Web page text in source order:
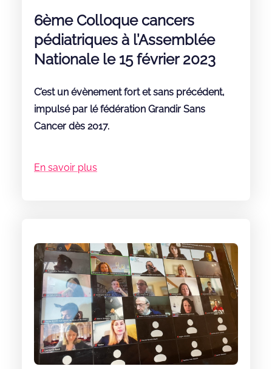
6ème Colloque cancers
pédiatriques à l’Assemblée
Nationale le 15 février 2023
C’est un évènement fort et sans précédent,
impulsé par lé fédération Grandir Sans
Cancer dès 2017.
En savoir plus